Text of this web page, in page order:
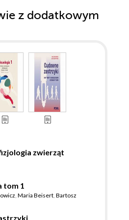
z dodatkowym
zwierząt
tom 1
, Maria Beisert, Bartosz